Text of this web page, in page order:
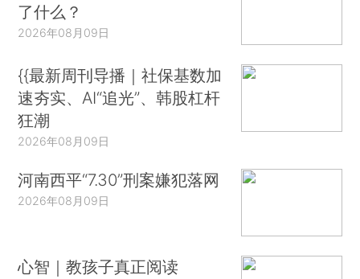
了什么？
2026年08月09日
{{最新周刊导播｜社保基数加
速夯实、AI“追光”、韩股杠杆
狂潮
2026年08月09日
河南西平“7.30”刑案嫌犯落网
2026年08月09日
心智｜教孩子真正阅读